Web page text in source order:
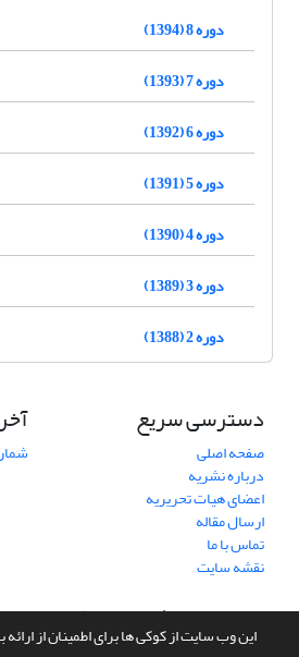
این وب سایت از کوکی ها برای اطمینان از
دوره 8 (1394)
دوره 7 (1393)
دوره 6 (1392)
دوره 5 (1391)
دوره 4 (1390)
دوره 3 (1389)
دوره 2 (1388)
دسترسی سریع
صفحه اصلی
درباره نشریه
اعضای هیات تحریریه
ارسال مقاله
تماس با ما
نقشه سایت
شماره 56 فصلنامه
سامانه مدیریت نشریات علمی.طراحی و پیاده